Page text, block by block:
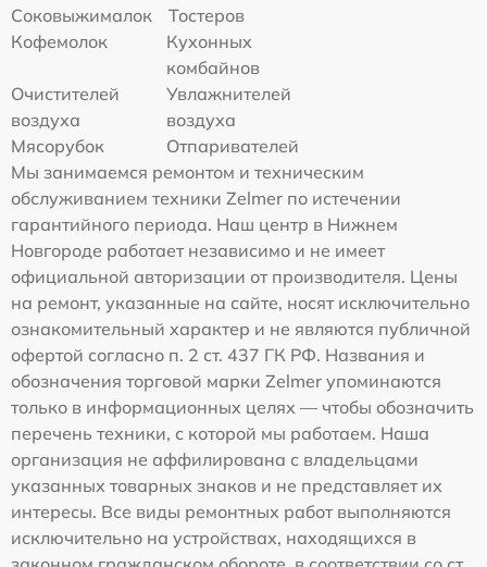
Соковыжималок
Тостеров
Кофемолок
Кухонных
комбайнов
Очистителей
воздуха
Увлажнителей
воздуха
Мясорубок
Отпаривателей
Мы занимаемся ремонтом и техническим
обслуживанием техники Zelmer по истечении
гарантийного периода. Наш центр в Нижнем
Новгороде работает независимо и не имеет
официальной авторизации от производителя. Цены
на ремонт, указанные на сайте, носят исключительно
ознакомительный характер и не являются публичной
офертой согласно п. 2 ст. 437 ГК РФ. Названия и
обозначения торговой марки Zelmer упоминаются
только в информационных целях — чтобы обозначить
перечень техники, с которой мы работаем. Наша
организация не аффилирована с владельцами
указанных товарных знаков и не представляет их
интересы. Все виды ремонтных работ выполняются
исключительно на устройствах, находящихся в